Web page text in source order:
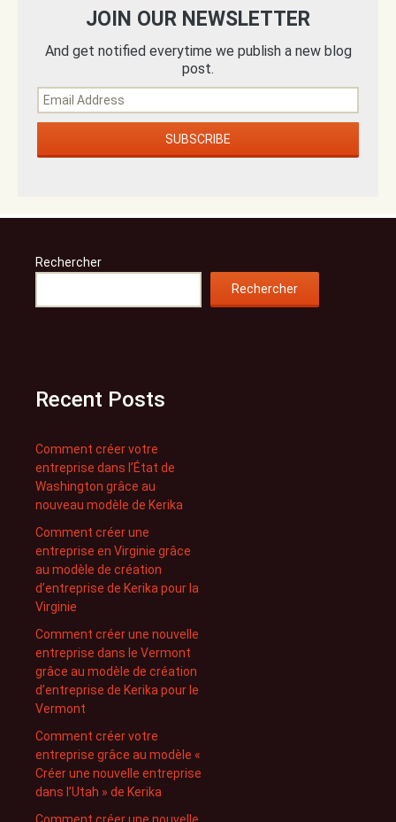
JOIN OUR NEWSLETTER
And get notified everytime we publish a new blog
post.
Rechercher
Rechercher
Recent Posts
Comment créer votre
entreprise dans l’État de
Washington grâce au
nouveau modèle de Kerika
Comment créer une
entreprise en Virginie grâce
au modèle de création
d’entreprise de Kerika pour la
Virginie
Comment créer une nouvelle
entreprise dans le Vermont
grâce au modèle de création
d’entreprise de Kerika pour le
Vermont
Comment créer votre
entreprise grâce au modèle «
Créer une nouvelle entreprise
dans l’Utah » de Kerika
Comment créer une nouvelle